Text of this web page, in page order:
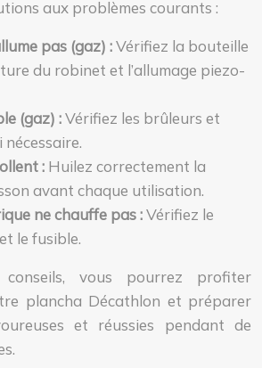
aux problèmes courants :
pas (gaz) :Vérifiez la bouteille
du robinet et l’allumage piezo-
(gaz) :Vérifiez les brûleurs et
: Huilez correctement la
avant chaque utilisation.
ne chauffe pas :Vérifiez le
le fusible.
vous pourrez profiter
plancha Décathlon et préparer
et réussies pendant de